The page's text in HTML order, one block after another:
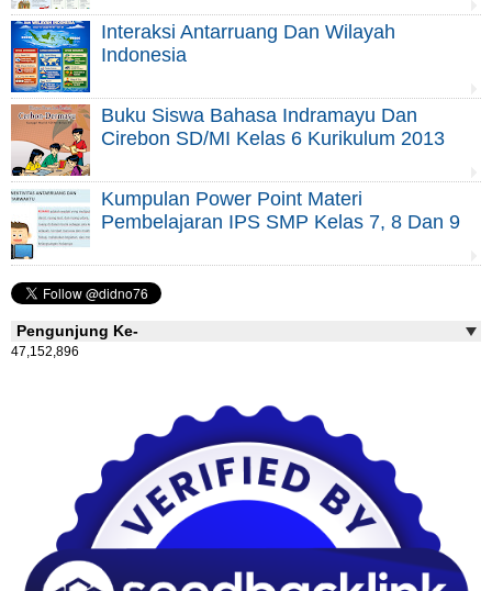
Interaksi Antarruang Dan Wilayah
Indonesia
Buku Siswa Bahasa Indramayu Dan
Cirebon SD/MI Kelas 6 Kurikulum 2013
Kumpulan Power Point Materi
Pembelajaran IPS SMP Kelas 7, 8 Dan 9
Pengunjung Ke-
47,152,896